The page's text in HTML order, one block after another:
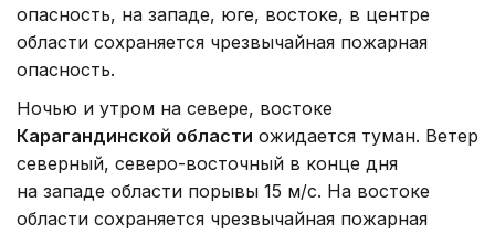
опасность, на западе, юге, востоке, в центре
области сохраняется чрезвычайная пожарная
опасность.
Ночью и утром на севере, востоке
Карагандинской области ожидается туман. Ветер
северный, северо-восточный в конце дня
на западе области порывы 15 м/с. На востоке
области сохраняется чрезвычайная пожарная